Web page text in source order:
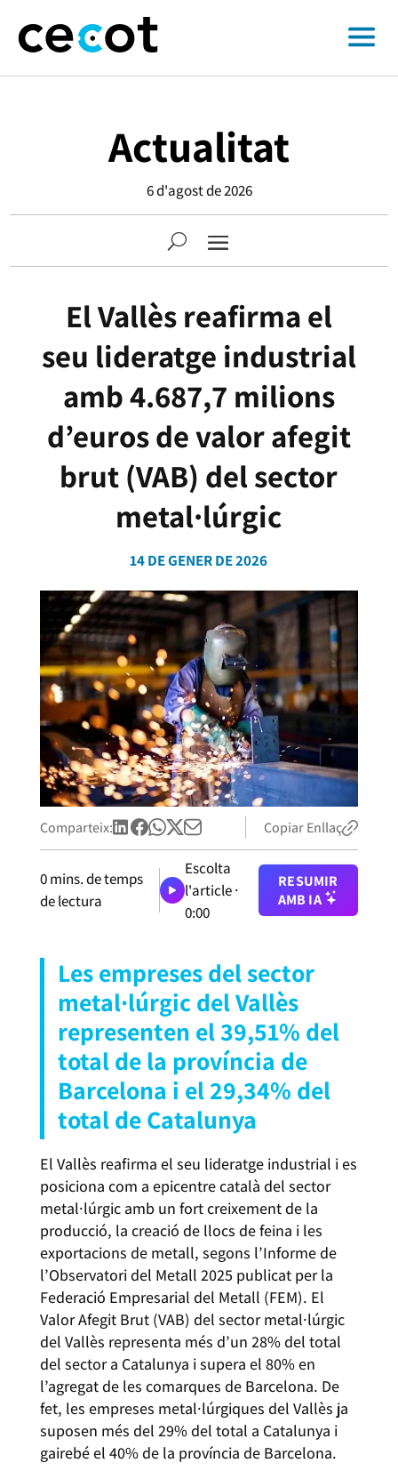
Actualitat
6 d'agost de 2026
El Vallès reafirma el
seu lideratge industrial
amb 4.687,7 milions
d’euros de valor afegit
brut (VAB) del sector
metal·lúrgic
14 DE GENER DE 2026
Comparteix: Copiar Enllaç
0mins. de temps
de lectura
Escolta
l'article ·
0:00
RESUMIR
AMB IA
Les empreses del sector
metal·lúrgic del Vallès
representen el 39,51% del
total de la província de
Barcelona i el 29,34% del
total de Catalunya
El Vallès reafirma el seu lideratge industrial i es
posiciona com a epicentre català del sector
metal·lúrgic amb un fort creixement de la
producció, la creació de llocs de feina i les
exportacions de metall, segons l’Informe de
l’Observatori del Metall 2025 publicat per la
Federació Empresarial del Metall (FEM). El
Valor Afegit Brut (VAB) del sector metal·lúrgic
del Vallès representa més d’un 28% del total
del sector a Catalunya i supera el 80% en
l’agregat de les comarques de Barcelona. De
fet, les empreses metal·lúrgiques del Vallès ja
suposen més del 29% del total a Catalunya i
gairebé el 40% de la província de Barcelona.